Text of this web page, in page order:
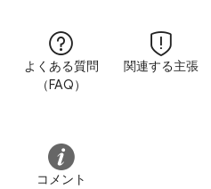
よくある質問
（FAQ）
関連する主張
コメント